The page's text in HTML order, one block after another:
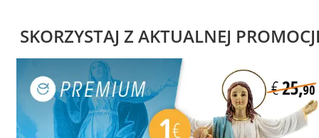
SKORZYSTAJ Z AKTUALNEJ